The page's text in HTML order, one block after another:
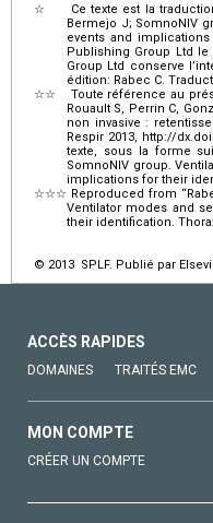
☆
Ce texte est la
Bermejo J; SomnoNIV
events and
Publishing Group Ltd
Group Ltd conserve
édition: Rabec C.
☆☆
Toute référence au
Rouault S, Perrin C,
non invasive :
Respir 2013, http://
texte, sous la forme
SomnoNIV group.
implications for their
☆☆☆ Reproduced from
Ventilator modes and
their identification.
© 2013 SPLF. Publié par
ACCÈS RAPIDES
DOMAINES TRAITÉS EMC
MON COMPTE
CRÉER UN COMPTE